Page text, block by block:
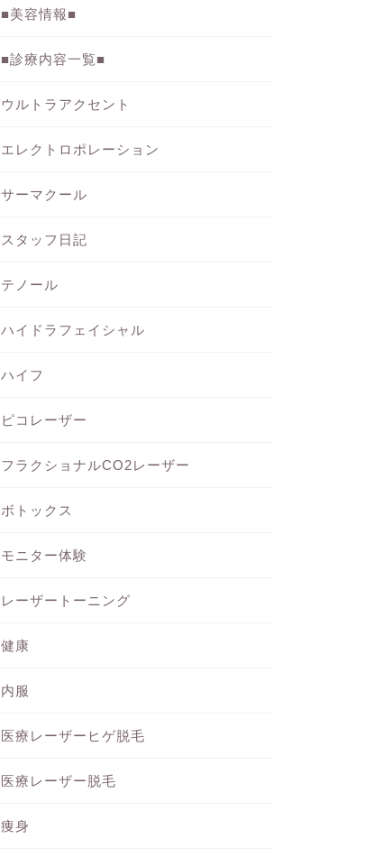
■美容情報■
■診療内容一覧■
ウルトラアクセント
エレクトロポレーション
サーマクール
スタッフ日記
テノール
ハイドラフェイシャル
ハイフ
ピコレーザー
フラクショナルCO2レーザー
ボトックス
モニター体験
レーザートーニング
健康
内服
医療レーザーヒゲ脱毛
医療レーザー脱毛
痩身